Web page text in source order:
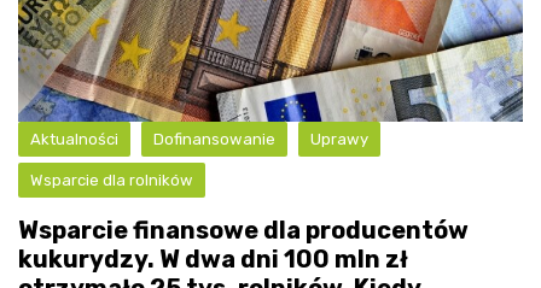
Aktualności Dofinansowanie Uprawy
Wsparcie dla rolników
Wsparcie finansowe dla producentów
kukurydzy. W dwa dni 100 mln zł